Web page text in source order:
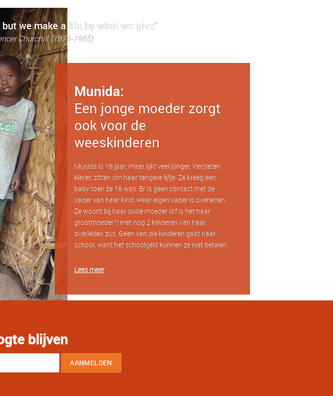
we make a life by what we give"
Churchill (1874-1965)
Munida:
Een jonge moeder zorgt
ook voor de
weeskinderen
Munida is 18 jaar, maar lijkt veel jonger. Versleten
kleren zitten om haar tengere lijfje. Ze kreeg een
baby toen ze 16 was. Er is geen contact met de
vader van haar kind. Haar eigen vader is overleden.
Ze woont bij haar oude moeder (of is het haar
grootmoeder?) met nog 2 kinderen van haar
overleden zus. Geen van die kinderen gaat naar
school, want het schoolgeld kunnen ze niet betalen.
Lees meer
blijven